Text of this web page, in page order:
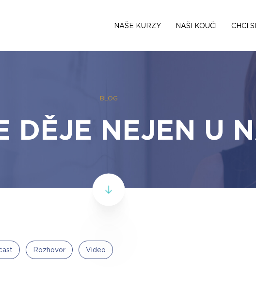
NAŠE KURZY NAŠI KOUČI CHCI
BLOG
DĚJE NEJEN U
Rozhovor Video